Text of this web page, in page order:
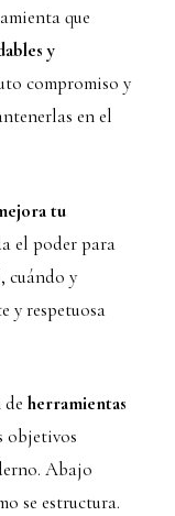
que
y
compromiso y
en el
tu
el poder para
cuándo y
y respetuosa
herramientas
objetivos
Abajo
se estructura.